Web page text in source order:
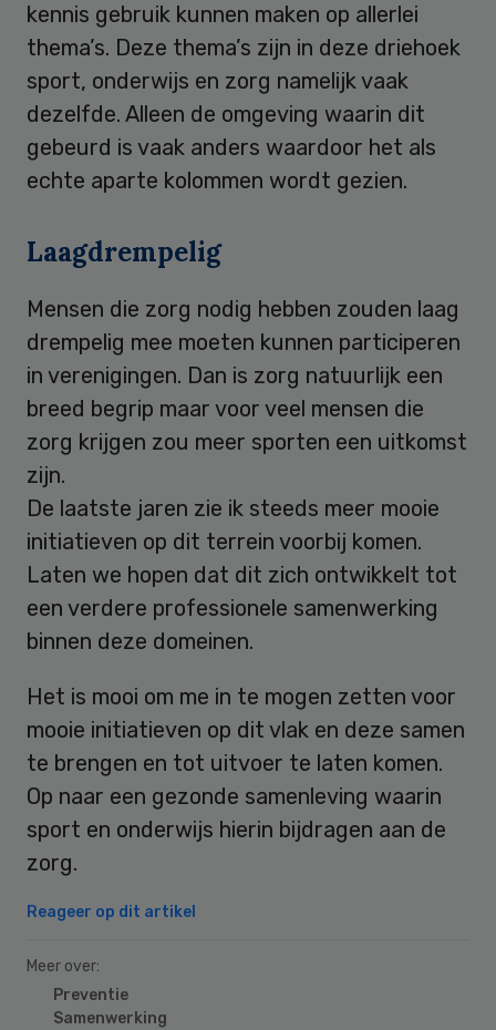
kennis gebruik kunnen maken op allerlei
thema’s. Deze thema’s zijn in deze driehoek
sport, onderwijs en zorg namelijk vaak
dezelfde. Alleen de omgeving waarin dit
gebeurd is vaak anders waardoor het als
echte aparte kolommen wordt gezien.
Laagdrempelig
Mensen die zorg nodig hebben zouden laag
drempelig mee moeten kunnen participeren
in verenigingen. Dan is zorg natuurlijk een
breed begrip maar voor veel mensen die
zorg krijgen zou meer sporten een uitkomst
zijn.
De laatste jaren zie ik steeds meer mooie
initiatieven op dit terrein voorbij komen.
Laten we hopen dat dit zich ontwikkelt tot
een verdere professionele samenwerking
binnen deze domeinen.
Het is mooi om me in te mogen zetten voor
mooie initiatieven op dit vlak en deze samen
te brengen en tot uitvoer te laten komen.
Op naar een gezonde samenleving waarin
sport en onderwijs hierin bijdragen aan de
zorg.
Reageer op dit artikel
Meer over:
Preventie
Samenwerking